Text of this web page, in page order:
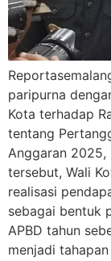
paripurna
Kota terhadap
tentang
Anggaran
tersebut, Wali
realisasi
sebagai bentuk
APBD tahun
menjadi